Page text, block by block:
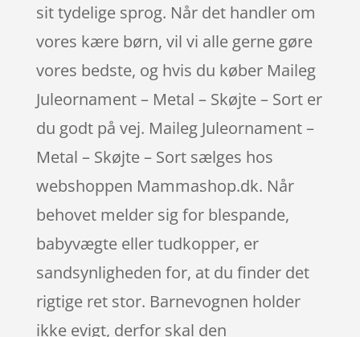
sit tydelige sprog. Når det handler om
vores kære børn, vil vi alle gerne gøre
vores bedste, og hvis du køber Maileg
Juleornament – Metal – Skøjte – Sort er
du godt på vej. Maileg Juleornament –
Metal – Skøjte – Sort sælges hos
webshoppen Mammashop.dk. Når
behovet melder sig for blespande,
babyvægte eller tudkopper, er
sandsynligheden for, at du finder det
rigtige ret stor. Barnevognen holder
ikke evigt, derfor skal den